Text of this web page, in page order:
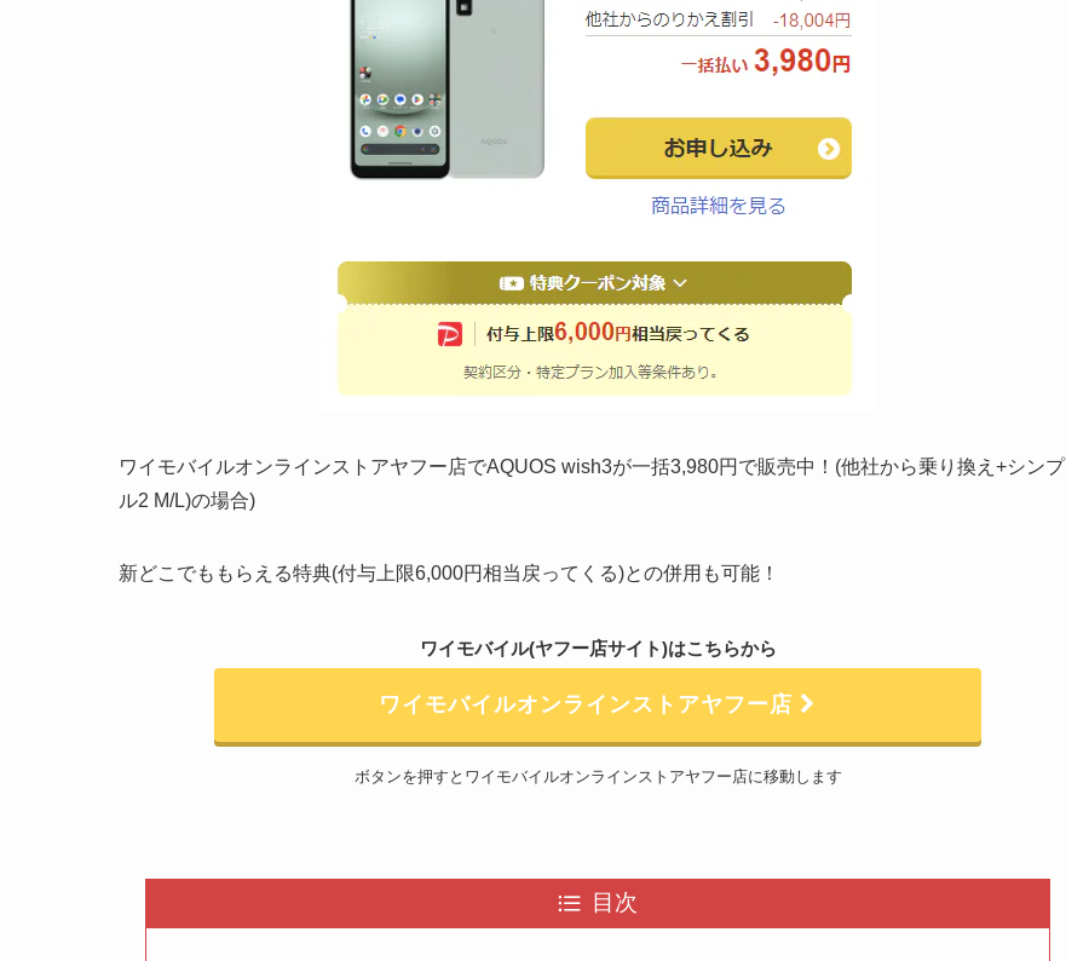
ワイモバイルオンラインストアヤフー店でAQUOS wish3が一括3,980円で販売中！(他社から乗り換え+シンプ
ル2 M/L)の場合)
新どこでももらえる特典(付与上限6,000円相当戻ってくる)との併用も可能！
ワイモバイル(ヤフー店サイト)はこちらから
ワイモバイルオンラインストアヤフー店
ボタンを押すとワイモバイルオンラインストアヤフー店に移動します
目次